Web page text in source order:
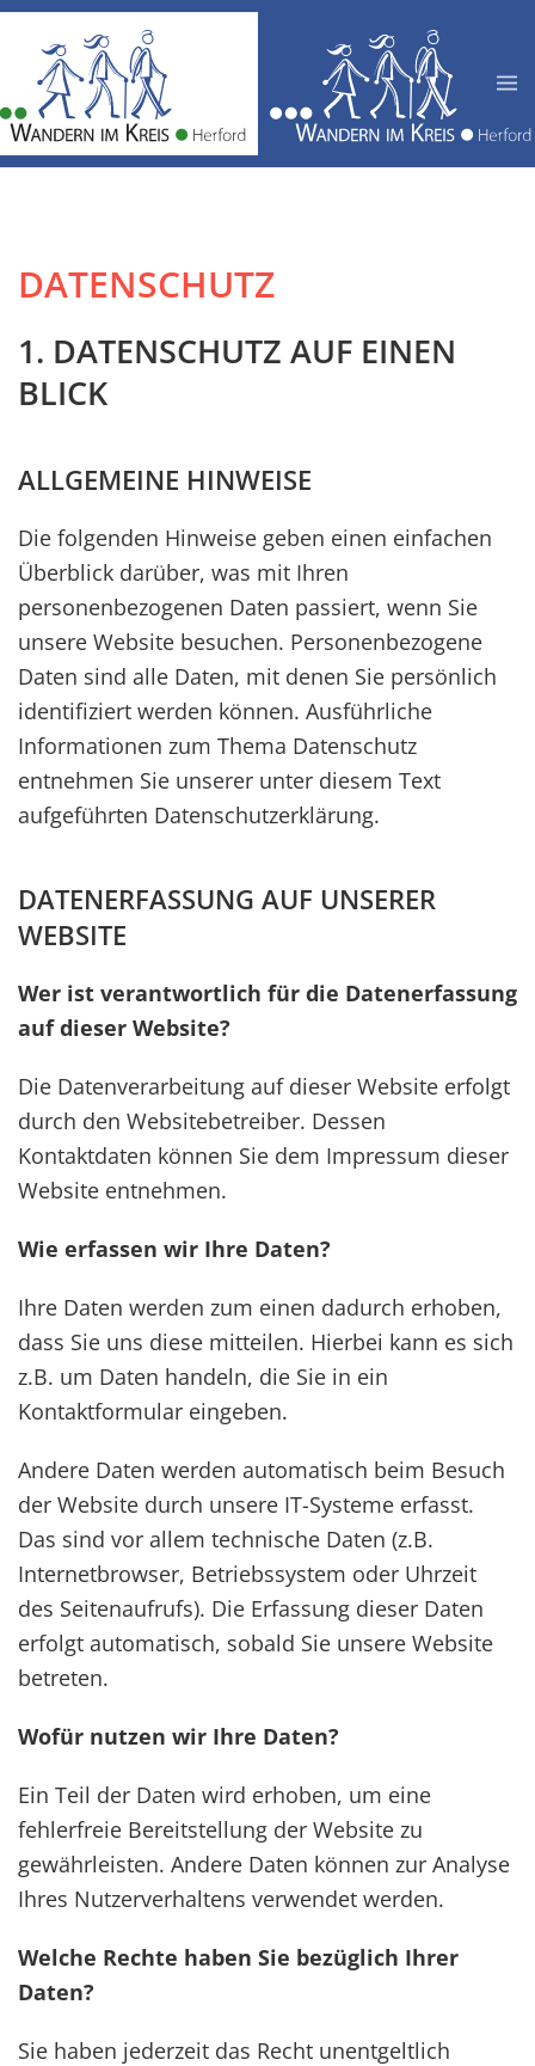
Zum Hauptinhalt springen
DATENSCHUTZ
1. DATENSCHUTZ AUF EINEN
BLICK
ALLGEMEINE HINWEISE
Die folgenden Hinweise geben einen einfachen
Überblick darüber, was mit Ihren
personenbezogenen Daten passiert, wenn Sie
unsere Website besuchen. Personenbezogene
Daten sind alle Daten, mit denen Sie persönlich
identifiziert werden können. Ausführliche
Informationen zum Thema Datenschutz
entnehmen Sie unserer unter diesem Text
aufgeführten Datenschutzerklärung.
DATENERFASSUNG AUF UNSERER
WEBSITE
Wer ist verantwortlich für die Datenerfassung
auf dieser Website?
Die Datenverarbeitung auf dieser Website erfolgt
durch den Websitebetreiber. Dessen
Kontaktdaten können Sie dem Impressum dieser
Website entnehmen.
Wie erfassen wir Ihre Daten?
Ihre Daten werden zum einen dadurch erhoben,
dass Sie uns diese mitteilen. Hierbei kann es sich
z.B. um Daten handeln, die Sie in ein
Kontaktformular eingeben.
Andere Daten werden automatisch beim Besuch
der Website durch unsere IT-Systeme erfasst.
Das sind vor allem technische Daten (z.B.
Internetbrowser, Betriebssystem oder Uhrzeit
des Seitenaufrufs). Die Erfassung dieser Daten
erfolgt automatisch, sobald Sie unsere Website
betreten.
Wofür nutzen wir Ihre Daten?
Ein Teil der Daten wird erhoben, um eine
fehlerfreie Bereitstellung der Website zu
gewährleisten. Andere Daten können zur Analyse
Ihres Nutzerverhaltens verwendet werden.
Welche Rechte haben Sie bezüglich Ihrer
Daten?
Sie haben jederzeit das Recht unentgeltlich